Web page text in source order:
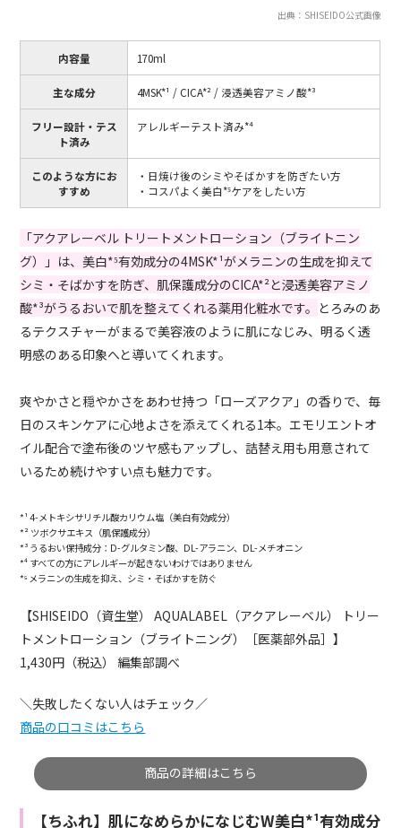
出典：SHISEIDO公式画像
内容量 170ml
主な成分 4MSK*¹ / CICA*² / 浸透美容アミノ酸*³
フリー設計・テス
ト済み
アレルギーテスト済み*⁴
このような方にお
すすめ
・日焼け後のシミやそばかすを防ぎたい方
・コスパよく美白*⁵ケアをしたい方
「アクアレーベル トリートメントローション（ブライトニン
グ）」は、美白*⁵有効成分の4MSK*¹がメラニンの生成を抑えて
シミ・そばかすを防ぎ、肌保護成分のCICA*²と浸透美容アミノ
酸*³がうるおいで肌を整えてくれる薬用化粧水です。 とろみのあ
るテクスチャーがまるで美容液のように肌になじみ、明るく透
明感のある印象へと導いてくれます。
爽やかさと穏やかさをあわせ持つ「ローズアクア」の香りで、毎
日のスキンケアに心地よさを添えてくれる1本。エモリエントオ
イル配合で塗布後のツヤ感もアップし、詰替え用も用意されて
いるため続けやすい点も魅力です。
*¹ 4-メトキシサリチル酸カリウム塩（美白有効成分）
*² ツボクサエキス（肌保護成分）
*³ うるおい保持成分：D-グルタミン酸、DL-アラニン、DL-メチオニン
*⁴ すべての方にアレルギーが起きないわけではありません
*⁵ メラニンの生成を抑え、シミ・そばかすを防ぐ
【SHISEIDO（資生堂） AQUALABEL（アクアレーベル） トリー
トメントローション（ブライトニング）［医薬部外品］】
1,430円（税込） 編集部調べ
＼失敗したくない人はチェック／
商品の口コミはこちら
商品の詳細はこちら
【ちふれ】肌になめらかになじむW美白*¹有効成分